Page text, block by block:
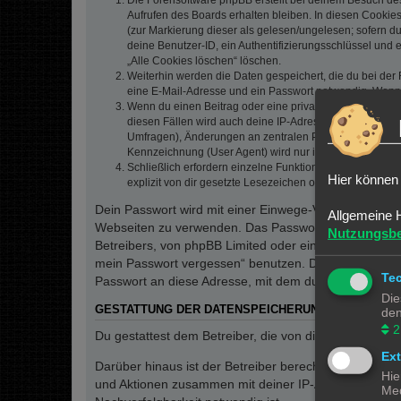
Aufrufen des Boards erhalten bleiben. In diesen
(zur Markierung dieser als gelesen/ungelesen; sofern
deine Benutzer-ID, ein Authentifizierungsschlüssel und
„Alle Cookies löschen“ löschen.
Weiterhin werden die Daten gespeichert, die du bei
eine E-Mail-Adresse und ein Passwort notwendig.
Wenn du einen Beitrag oder eine private Nachricht
diesen Fällen wird auch deine IP-Adresse gespeichert.
Umfragen), Änderungen an zentralen Profildaten (E-
Kennzeichnung (User Agent) wird nur in der „Wer ist
Schließlich erfordern einzelne Funktionen des Boards,
explizit von dir gesetzte Lesezeichen oder
Dein Passwort wird mit einer Einwege-
Webseiten zu verwenden. Das Passwort ist dein
Betreibers, von phpBB Limited oder ein Dritter
mein Passwort vergessen“ benutzen. Die phpBB-
Passwort an diese Adresse, mit dem du dann auf
GESTATTUNG DER DATENSPEICHERUNG
Du gestattest dem Betreiber, die von dir
Darüber hinaus ist der Betreiber berechtigt, im
und Aktionen zusammen mit deiner IP-Adresse und
Hier
Allgemeine
2